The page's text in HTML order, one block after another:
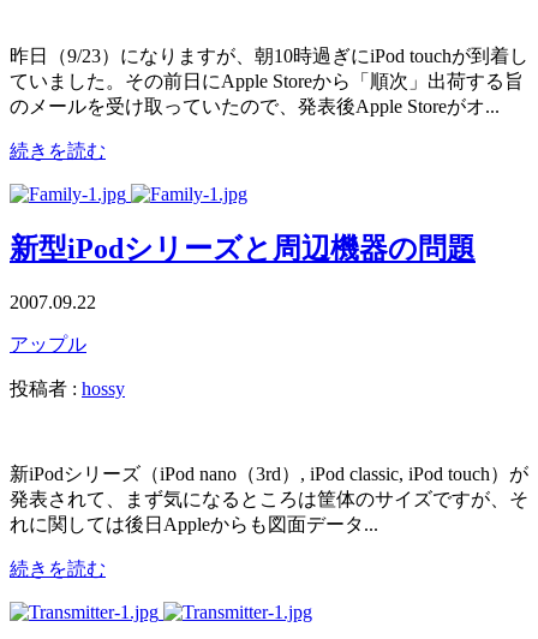
昨日（9/23）になりますが、朝10時過ぎにiPod touchが到着し
ていました。その前日にApple Storeから「順次」出荷する旨
のメールを受け取っていたので、発表後Apple Storeがオ...
続きを読む
新型iPodシリーズと周辺機器の問題
2007.09.22
アップル
投稿者 : hossy
新iPodシリーズ（iPod nano（3rd）, iPod classic, iPod touch）が
発表されて、まず気になるところは筐体のサイズですが、そ
れに関しては後日Appleからも図面データ...
続きを読む